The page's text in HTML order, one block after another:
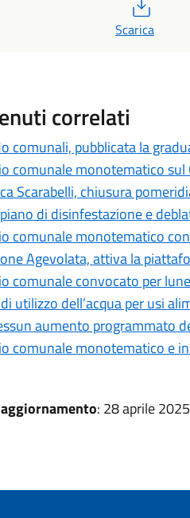
Scarica
correlati
comunali, pubblicata la
comunale monotematico
Scarabelli, chiusura
di disinfestazione e
comunale monotematico
Agevolata, attiva la
comunale convocato per
utilizzo dell’acqua per usi
aumento programmato
comunale monotematico e
: 28 aprile